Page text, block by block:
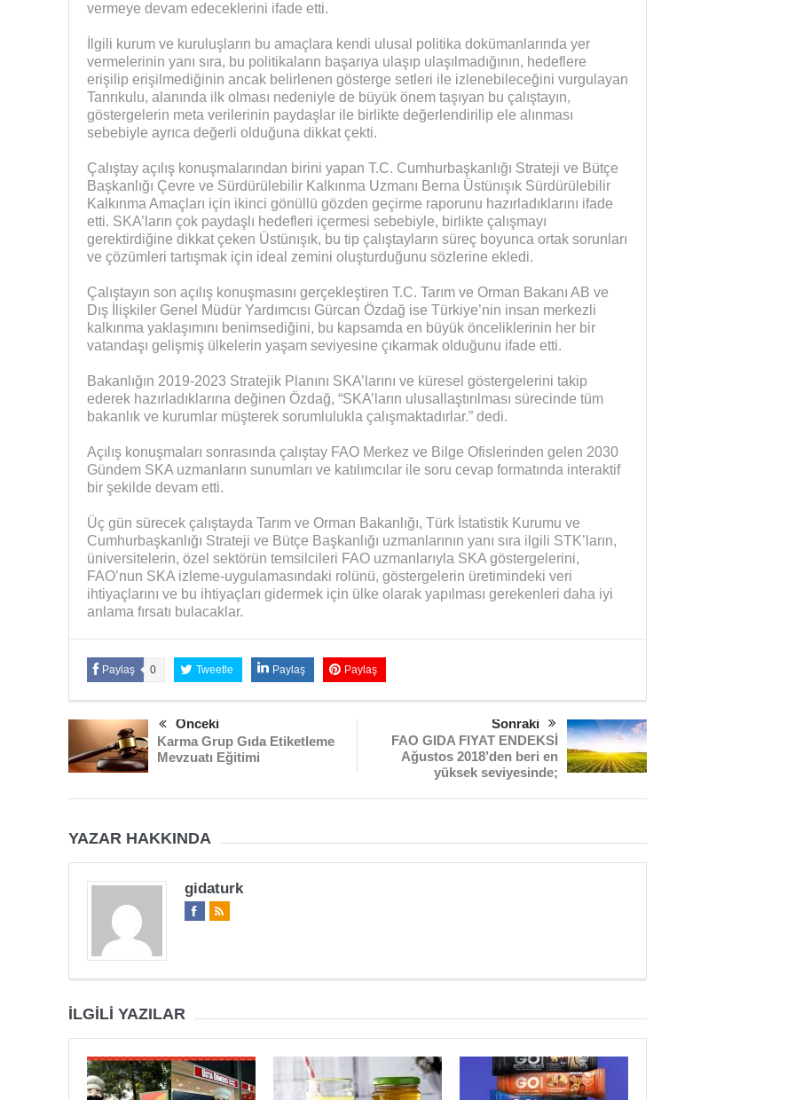
vermeye devam edeceklerini ifade etti.
İlgili kurum ve kuruluşların bu amaçlara kendi ulusal politika dokümanlarında yer
vermelerinin yanı sıra, bu politikaların başarıya ulaşıp ulaşılmadığının, hedeflere
erişilip erişilmediğinin ancak belirlenen gösterge setleri ile izlenebileceğini vurgulayan
Tanrıkulu, alanında ilk olması nedeniyle de büyük önem taşıyan bu çalıştayın,
göstergelerin meta verilerinin paydaşlar ile birlikte değerlendirilip ele alınması
sebebiyle ayrıca değerli olduğuna dikkat çekti.
Çalıştay açılış konuşmalarından birini yapan T.C. Cumhurbaşkanlığı Strateji ve Bütçe
Başkanlığı Çevre ve Sürdürülebilir Kalkınma Uzmanı Berna Üstünışık Sürdürülebilir
Kalkınma Amaçları için ikinci gönüllü gözden geçirme raporunu hazırladıklarını ifade
etti. SKA’ların çok paydaşlı hedefleri içermesi sebebiyle, birlikte çalışmayı
gerektirdiğine dikkat çeken Üstünışık, bu tip çalıştayların süreç boyunca ortak sorunları
ve çözümleri tartışmak için ideal zemini oluşturduğunu sözlerine ekledi.
Çalıştayın son açılış konuşmasını gerçekleştiren T.C. Tarım ve Orman Bakanı AB ve
Dış İlişkiler Genel Müdür Yardımcısı Gürcan Özdağ ise Türkiye’nin insan merkezli
kalkınma yaklaşımını benimsediğini, bu kapsamda en büyük önceliklerinin her bir
vatandaşı gelişmiş ülkelerin yaşam seviyesine çıkarmak olduğunu ifade etti.
Bakanlığın 2019-2023 Stratejik Planını SKA’larını ve küresel göstergelerini takip
ederek hazırladıklarına değinen Özdağ, “SKA’ların ulusallaştırılması sürecinde tüm
bakanlık ve kurumlar müşterek sorumlulukla çalışmaktadırlar.” dedi.
Açılış konuşmaları sonrasında çalıştay FAO Merkez ve Bilge Ofislerinden gelen 2030
Gündem SKA uzmanların sunumları ve katılımcılar ile soru cevap formatında interaktif
bir şekilde devam etti.
Üç gün sürecek çalıştayda Tarım ve Orman Bakanlığı, Türk İstatistik Kurumu ve
Cumhurbaşkanlığı Strateji ve Bütçe Başkanlığı uzmanlarının yanı sıra ilgili STK’ların,
üniversitelerin, özel sektörün temsilcileri FAO uzmanlarıyla SKA göstergelerini,
FAO’nun SKA izleme-uygulamasındaki rolünü, göstergelerin üretimindeki veri
ihtiyaçlarını ve bu ihtiyaçları gidermek için ülke olarak yapılması gerekenleri daha iyi
anlama fırsatı bulacaklar.
Paylaş 0 Tweetle Paylaş Paylaş
Önceki
Karma Grup Gıda Etiketleme
Mevzuatı Eğitimi
Sonraki
FAO GIDA FIYAT ENDEKSİ
Ağustos 2018’den beri en
yüksek seviyesinde;
YAZAR HAKKINDA
gidaturk
İLGILI YAZILAR